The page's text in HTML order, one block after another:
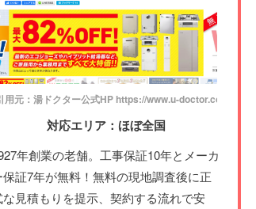
用元：湯ドクター公式HP https://www.u-doctor.com/
対応エリア：ほぼ全国
年創業の老舗。工事保証10年とメーカ
保証7年が無料！無料の現地調査後に正
な見積もりを提示、契約する流れで安